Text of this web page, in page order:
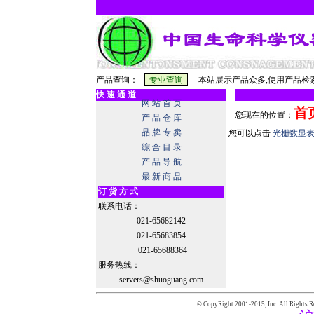
产品查询：
本站展示产品众多,使用产品检
快 速 通 道
网 站 首 页
产 品 仓 库
品 牌 专 卖
综 合 目 录
产 品 导 航
最 新 商 品
订 货 方 式
联系电话：
021-65682142
021-65683854
021-65688364
服务热线：
servers@shuoguang.com
您现在的位置： 首
您可以点击 光栅数显
© CopyRight 2001-2015, Inc. All Rights